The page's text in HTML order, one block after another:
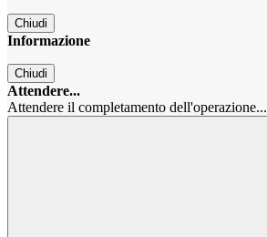
Chiudi
Informazione
Chiudi
Attendere...
Attendere il completamento dell'operazione...